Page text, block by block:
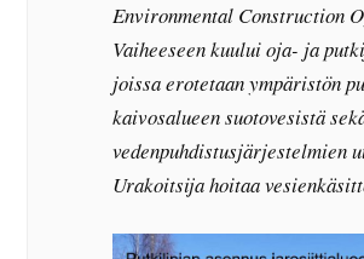
Environmental Construction
Vaiheeseen kuului oja- ja
joissa erotetaan ympäristön
kaivosalueen suotovesistä
vedenpuhdistusjärjestelmien
Urakoitsija hoitaa